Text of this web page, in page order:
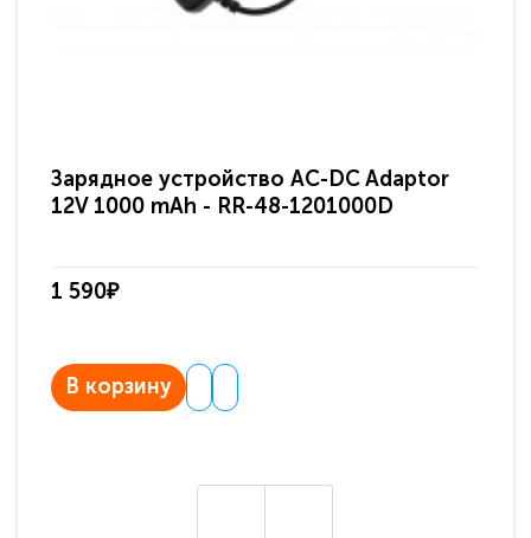
Зарядное устройство AC-DC Adaptor
12V 1000 mAh - RR-48-1201000D
1 590₽
В корзину